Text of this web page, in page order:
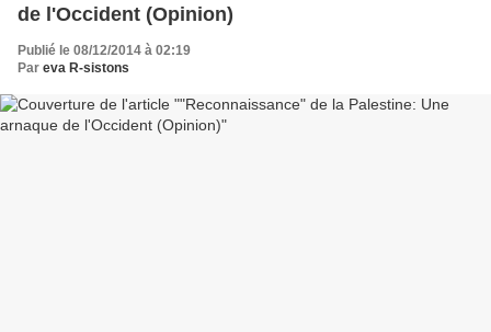
de l'Occident (Opinion)
Publié le 08/12/2014 à 02:19
Par eva R-sistons